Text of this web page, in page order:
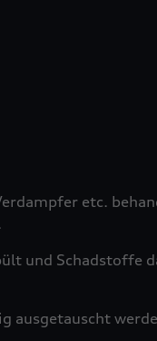
etc.
und Schadstoffe
ausgetauscht